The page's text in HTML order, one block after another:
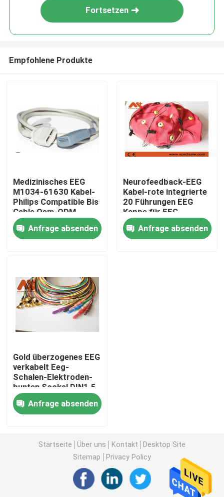
Startseite
Produkte
Fabrik Tour
Qualitätskontrolle
Kontakt
Nachrichten
Patientenmonitorkabel
wiederverwendbarer spo2-sensor
Fortsetzen
Empfohlene Produkte
Medizinisches EEG
M1034-61630 Kabel-
Philips Compatible Bis
Cable Oem-ODM
Anfrage absenden
Neurofeedback-EEG
Kabel-rote integrierte
20 Führungen EEG
Kappe für EEG
Maschine
Anfrage absenden
Gold überzogenes EEG
verkabelt Eeg-
Schalen-Elektroden-
bunten Sockel DIN1.5
Anfrage absenden
Startseite Über uns Kontakt
Desktop Site
Sitemap
Privacy Policy